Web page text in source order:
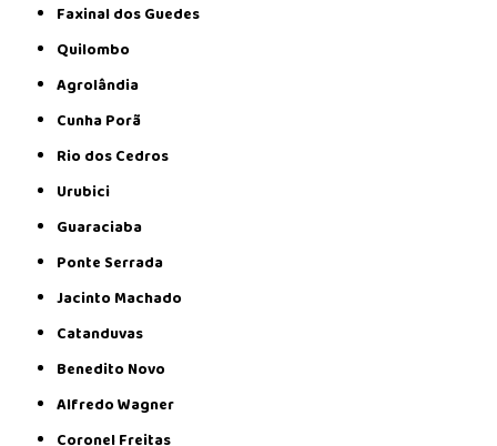
Faxinal dos Guedes
Quilombo
Agrolândia
Cunha Porã
Rio dos Cedros
Urubici
Guaraciaba
Ponte Serrada
Jacinto Machado
Catanduvas
Benedito Novo
Alfredo Wagner